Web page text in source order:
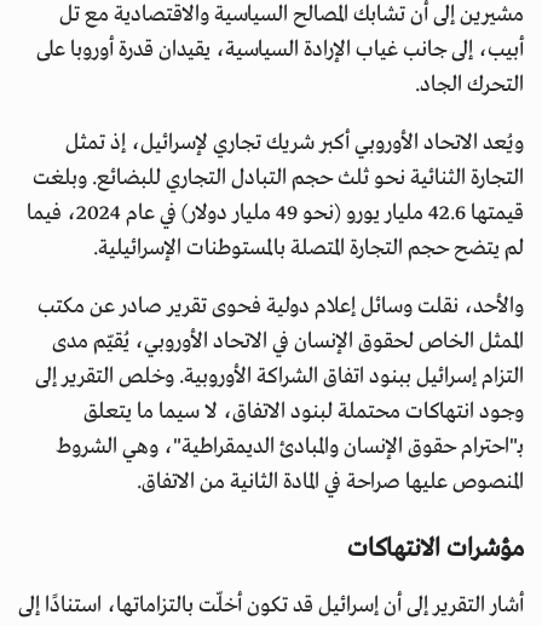
مشيرين إلى أن تشابك المصالح السياسية والاقتصادية مع تل
أبيب، إلى جانب غياب الإرادة السياسية، يقيدان قدرة أوروبا على
التحرك الجاد.
ويُعد الاتحاد الأوروبي أكبر شريك تجاري لإسرائيل، إذ تمثل
التجارة الثنائية نحو ثلث حجم التبادل التجاري للبضائع. وبلغت
قيمتها 42.6 مليار يورو (نحو 49 مليار دولار) في عام 2024، فيما
لم يتضح حجم التجارة المتصلة بالمستوطنات الإسرائيلية.
والأحد، نقلت وسائل إعلام دولية فحوى تقرير صادر عن مكتب
الممثل الخاص لحقوق الإنسان في الاتحاد الأوروبي، يُقيّم مدى
التزام إسرائيل ببنود اتفاق الشراكة الأوروبية. وخلص التقرير إلى
وجود انتهاكات محتملة لبنود الاتفاق، لا سيما ما يتعلق
بـ"احترام حقوق الإنسان والمبادئ الديمقراطية"، وهي الشروط
المنصوص عليها صراحة في المادة الثانية من الاتفاق.
مؤشرات الانتهاكات
أشار التقرير إلى أن إسرائيل قد تكون أخلّت بالتزاماتها، استنادًا إلى